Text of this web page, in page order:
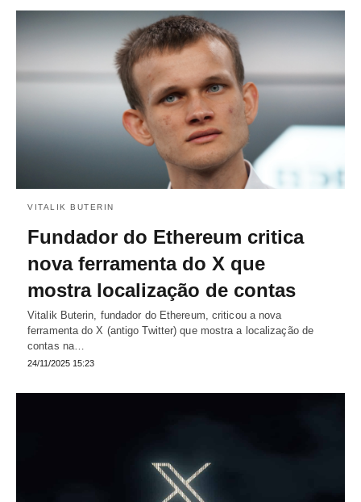
VITALIK BUTERIN
Fundador do Ethereum critica
nova ferramenta do X que
mostra localização de contas
Vitalik Buterin, fundador do Ethereum, criticou a nova
ferramenta do X (antigo Twitter) que mostra a localização de
contas na…
24/11/2025 15:23